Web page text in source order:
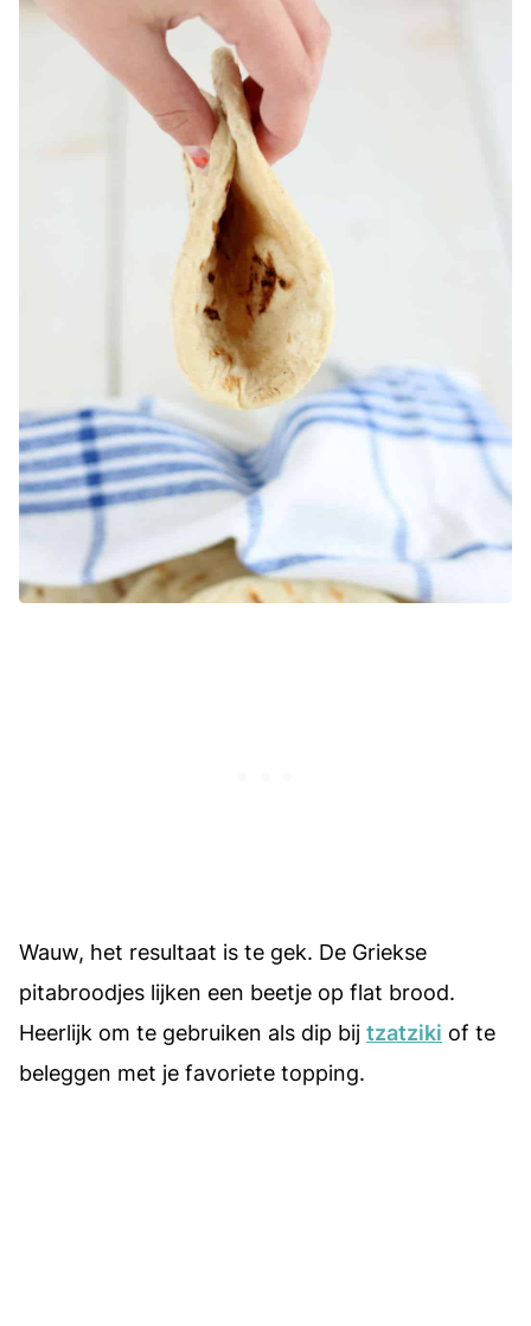
Wauw, het resultaat is te gek. De Griekse
pitabroodjes lijken een beetje op flat brood.
Heerlijk om te gebruiken als dip bij tzatziki of te
beleggen met je favoriete topping.